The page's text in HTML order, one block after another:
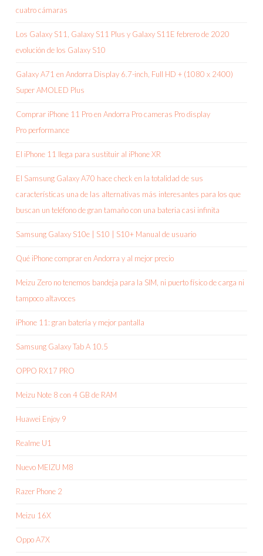
cuatro cámaras
Los Galaxy S11, Galaxy S11 Plus y Galaxy S11E febrero de 2020
evolución de los Galaxy S10
Galaxy A71 en Andorra Display 6.7-inch, Full HD + (1080 x 2400)
Super AMOLED Plus
Comprar iPhone 11 Pro en Andorra Pro cameras Pro display
Pro performance
El iPhone 11 llega para sustituir al iPhone XR
El Samsung Galaxy A70 hace check en la totalidad de sus
características una de las alternativas más interesantes para los que
buscan un teléfono de gran tamaño con una bateria casi infinita
Samsung Galaxy S10e | S10 | S10+ Manual de usuario
Qué iPhone comprar en Andorra y al mejor precio
Meizu Zero no tenemos bandeja para la SIM, ni puerto físico de carga ni
tampoco altavoces
iPhone 11: gran batería y mejor pantalla
Samsung Galaxy Tab A 10.5
OPPO RX17 PRO
Meizu Note 8 con 4 GB de RAM
Huawei Enjoy 9
Realme U1
Nuevo MEIZU M8
Razer Phone 2
Meizu 16X
Oppo A7X